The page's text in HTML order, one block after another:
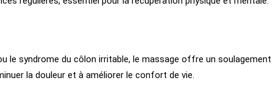
le syndrome du côlon irritable, le massage offre un soulagement
la douleur et à améliorer le confort de vie.